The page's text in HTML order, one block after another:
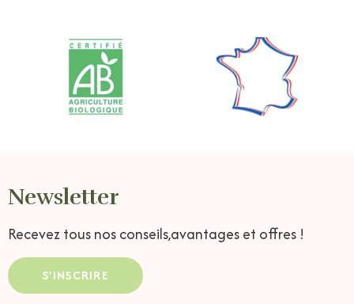
Newsletter
Recevez tous nos conseils,avantages et offres !
S'INSCRIRE